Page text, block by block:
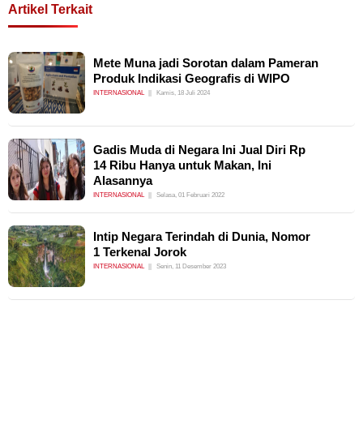
Artikel Terkait
Mete Muna jadi Sorotan dalam Pameran
Produk Indikasi Geografis di WIPO
INTERNASIONAL Kamis, 18 Juli 2024
Gadis Muda di Negara Ini Jual Diri Rp
14 Ribu Hanya untuk Makan, Ini
Alasannya
INTERNASIONAL Selasa, 01 Februari 2022
Intip Negara Terindah di Dunia, Nomor
1 Terkenal Jorok
INTERNASIONAL Senin, 11 Desember 2023